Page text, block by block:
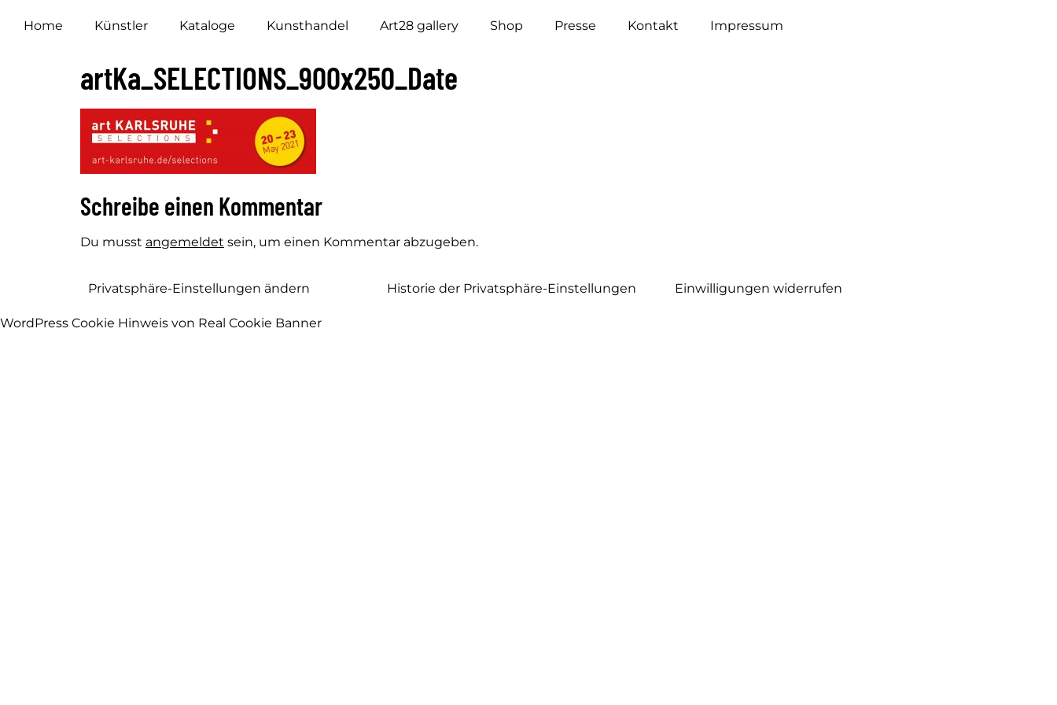
Home Künstler Kataloge Kunsthandel Art28 gallery Shop Presse Kontakt Impressum
artKa_SELECTIONS_900x250_Date
Schreibe einen Kommentar
Du musst angemeldet sein, um einen Kommentar abzugeben.
Privatsphäre-Einstellungen ändern Historie der Privatsphäre-Einstellungen Einwilligungen widerrufen
WordPress Cookie Hinweis von Real Cookie Banner